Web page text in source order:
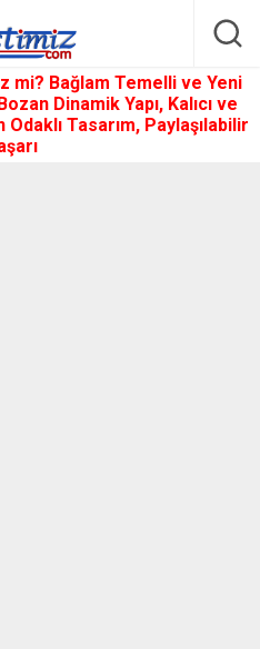
mi? Bağlam Temelli ve Yeni
Dinamik Yapı, Kalıcı ve
Tasarım, Paylaşılabilir